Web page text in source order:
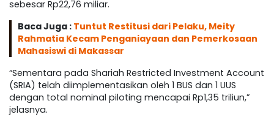
sebesar Rp22,76 miliar.
Baca Juga : Tuntut Restitusi dari Pelaku, Meity
Rahmatia Kecam Penganiayaan dan Pemerkosaan
Mahasiswi di Makassar
“Sementara pada Shariah Restricted Investment Account
(SRIA) telah diimplementasikan oleh 1 BUS dan 1 UUS
dengan total nominal piloting mencapai Rp1,35 triliun,”
jelasnya.